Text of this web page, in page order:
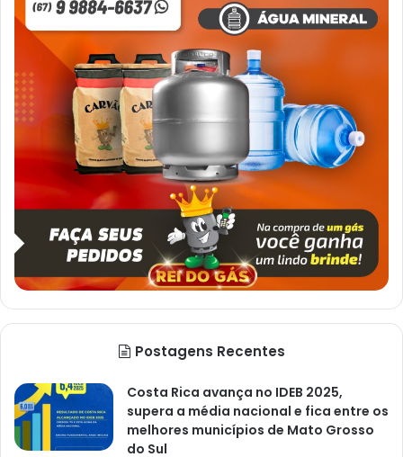
Postagens Recentes
Costa Rica avança no IDEB 2025,
supera a média nacional e fica entre os
melhores municípios de Mato Grosso
do Sul